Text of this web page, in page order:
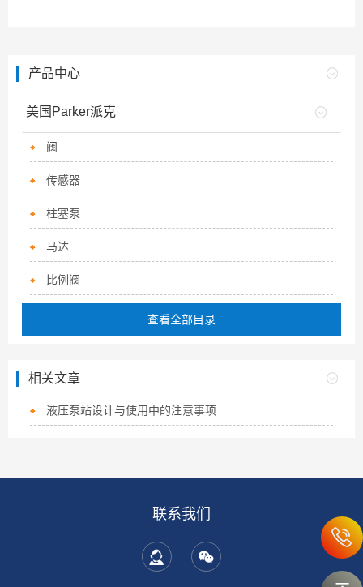
产品中心
美国Parker派克
阀
传感器
柱塞泵
马达
比例阀
查看全部目录
相关文章
液压泵站设计与使用中的注意事项
联系我们